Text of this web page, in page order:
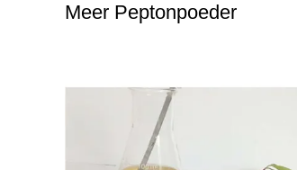
Meer Peptonpoeder